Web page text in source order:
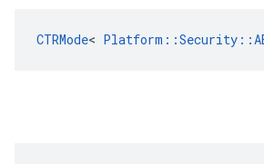
CTRMode<